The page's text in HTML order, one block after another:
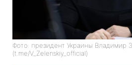
Фото: президент Украины Владимир
(t.me/V_Zelenskiy_official)